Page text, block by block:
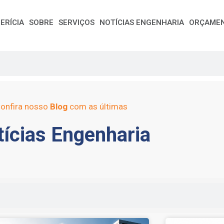
SOBRE SERVIÇOS NOTÍCIAS ENGENHARIA
nosso Blogcom as últimas
Engenharia